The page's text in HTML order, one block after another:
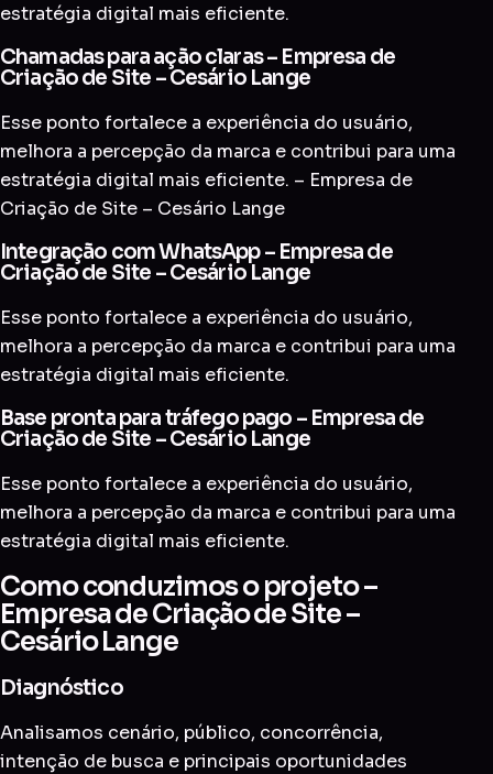
estratégia digital mais eficiente.
Chamadas para ação claras – Empresa de
Criação de Site – Cesário Lange
Esse ponto fortalece a experiência do usuário,
melhora a percepção da marca e contribui para uma
estratégia digital mais eficiente. – Empresa de
Criação de Site – Cesário Lange
Integração com WhatsApp – Empresa de
Criação de Site – Cesário Lange
Esse ponto fortalece a experiência do usuário,
melhora a percepção da marca e contribui para uma
estratégia digital mais eficiente.
Base pronta para tráfego pago – Empresa de
Criação de Site – Cesário Lange
Esse ponto fortalece a experiência do usuário,
melhora a percepção da marca e contribui para uma
estratégia digital mais eficiente.
Como conduzimos o projeto –
Empresa de Criação de Site –
Cesário Lange
Diagnóstico
Analisamos cenário, público, concorrência,
intenção de busca e principais oportunidades